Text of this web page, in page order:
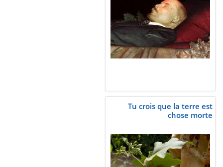
Tu crois que la terre est
chose morte